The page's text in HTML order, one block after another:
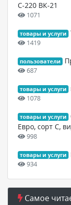
С-220 ВК-21
1071
товары и услуги
1419
пользователи
687
товары и услуги
1078
товары и услуги
Евро, сорт С,
998
товары и услуги
934
Самое